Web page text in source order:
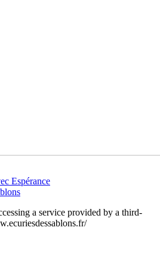
Espérance
a service provided by a third-